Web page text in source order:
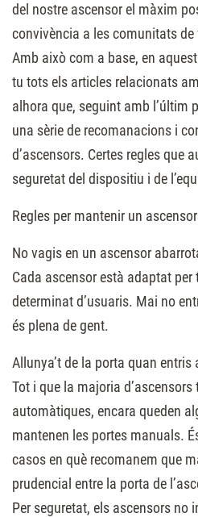
del nostre ascensor el màxim
convivència a les comunitats de
Amb això com a base, en
tu tots els articles relacionats
alhora que, seguint amb l’últim
una sèrie de recomanacions i
d’ascensors. Certes regles que
seguretat del dispositiu i de
Regles per mantenir un
No vagis en un ascensor
Cada ascensor està adaptat
determinat d’usuaris. Mai no
és plena de gent.
Allunya’t de la porta quan entris
Tot i que la majoria d’ascensors
automàtiques, encara queden
mantenen les portes manuals.
casos en què recomanem que
prudencial entre la porta de
Per seguretat, els ascensors no